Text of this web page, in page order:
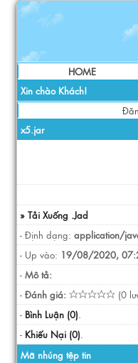
HOME
Xin chào Khách!
x5.jar
» Tải Xuống .Jad
- Định dạng: application/
- Up vào: 19/08/2020,
- Mô tả:
- Đánh giá:
(0
- Bình Luận (0).
- Khiếu Nại (0).
Mã nhúng tệp tin